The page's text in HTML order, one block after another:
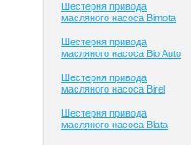
Шестерня привода
масляного насоса Bimota
Шестерня привода
масляного насоса Bio Auto
Шестерня привода
масляного насоса Birel
Шестерня привода
масляного насоса Blata